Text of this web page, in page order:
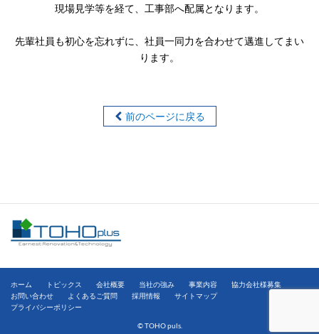
現場見学等を経て、工事部へ配属となります。
先輩社員も初心を忘れずに、社員一同力を合わせて邁進してまい
ります。
前のページに戻る
ホーム トピックス 会社概要 当社の強み 事業内容
協力会社様募集
お問い合わせ
よくあるご質問 採用情報
サイトマップ
プライバシーポリシー
© TOHO puls.